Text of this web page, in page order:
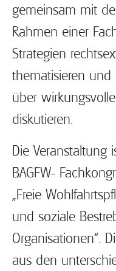
gemeinsam mit
Rahmen einer
Strategien
thematisieren
über
diskutieren.
Die Veranstaltung
BAGFW-
„Freie
und soziale
Organisationen“.
aus den